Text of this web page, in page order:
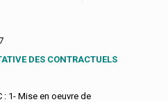
DES CONTRACTUELS
: 1- Mise en oeuvre de